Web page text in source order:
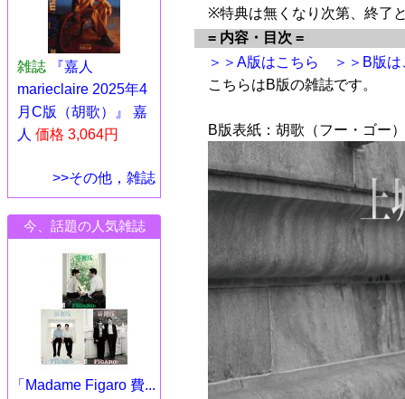
雑誌
『嘉人
marieclaire 2025年4
月C版（胡歌）』 嘉
人 価格 3,064円
>>その他，雑誌
今、話題の人気雑誌
「Madame Figaro 費...
※特典は無くなり次第、終了
= 内容・目次 =
＞＞A版はこちら
＞＞B版
こちらはB版の雑誌です。
B版表紙：胡歌（フー・ゴー